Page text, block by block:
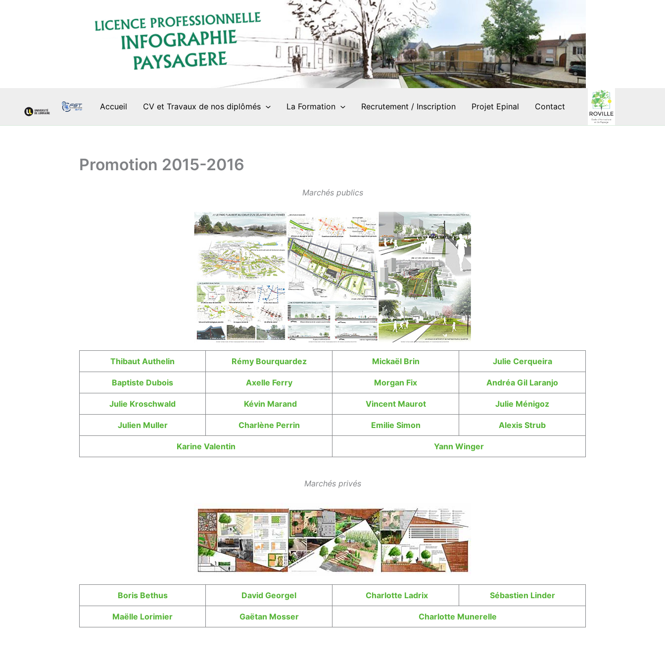
Accueil CV et Travaux de nos diplômés La Formation Recrutement / Inscription Projet Epinal Contact
Promotion 2015-2016
Marchés publics
Thibaut Authelin Rémy Bourquardez Mickaël Brin Julie Cerqueira
Baptiste Dubois Axelle Ferry Morgan Fix Andréa Gil Laranjo
Julie Kroschwald Kévin Marand Vincent Maurot Julie Ménigoz
Julien Muller Charlène Perrin Emilie Simon Alexis Strub
Karine Valentin Yann Winger
Marchés privés
Boris Bethus David Georgel Charlotte Ladrix Sébastien Linder
Maëlle Lorimier Gaëtan Mosser Charlotte Munerelle